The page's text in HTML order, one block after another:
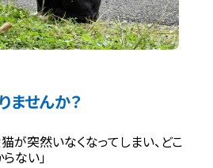
ませんか？
が突然いなくなってしまい、どこ
ない」